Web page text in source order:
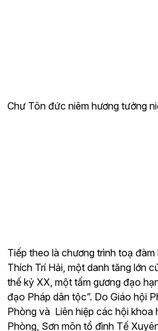
Chư Tôn đức niêm hương tưởng
Tiếp theo là chương trình toạ
Thích Trí Hải, một danh tăng lớn
thế kỷ XX, một tấm gương đạo
đạo Pháp dân tộc”. Do Giáo hội
Phòng và Liên hiệp các hội khoa
Phòng, Sơn môn tổ đình Tế